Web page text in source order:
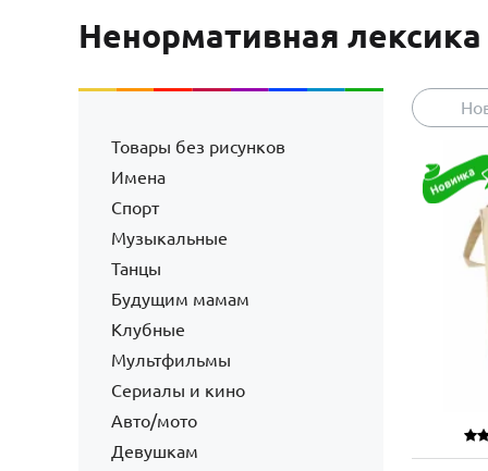
Ненормативная лексика
Товары без рисунков
Имена
Спорт
Музыкальные
Танцы
Будущим мамам
Клубные
Мультфильмы
Сериалы и кино
Авто/мото
Девушкам